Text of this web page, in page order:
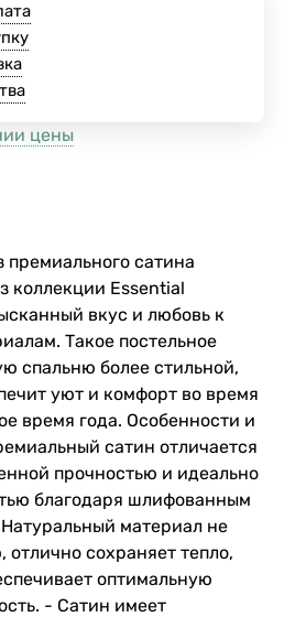
цены
премиального сатина
коллекции Essential
вкус и любовь к
Такое постельное
спальню более стильной,
уют и комфорт во время
время года. Особенности и
сатин отличается
прочностью и идеально
благодаря шлифованным
материал не
отлично сохраняет тепло,
оптимальную
- Сатин имеет